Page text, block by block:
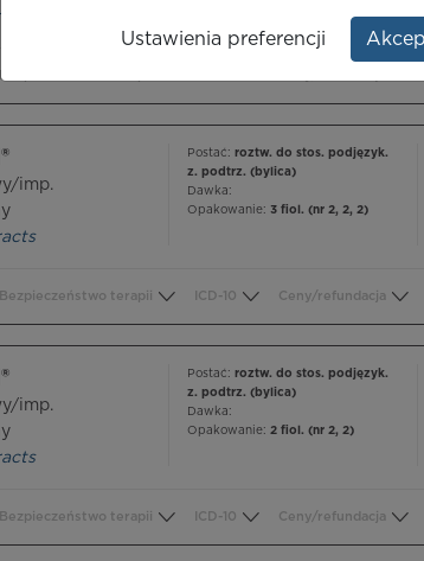
Bezpieczeństwo terapii
imp.
Postać: roztw. do stos. podjęzyk.
z. podtrz. (bylica)
Dawka:
Opakowanie: 3 fiol. (nr 2, 2, 2)
Bezpieczeństwo terapii ICD-10 Ceny/refundacja
imp.
Postać: roztw. do stos. podjęzyk.
z. podtrz. (bylica)
Dawka:
Opakowanie: 2 fiol. (nr 2, 2)
Bezpieczeństwo terapii ICD-10 Ceny/refundacja
Ustawienia preferencji